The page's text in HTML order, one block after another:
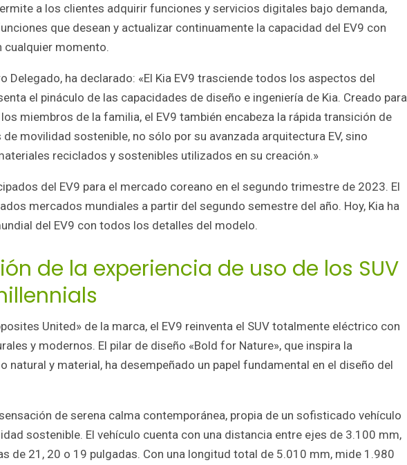
a los clientes adquirir funciones y servicios digitales bajo demanda,
que desean y actualizar continuamente la capacidad del EV9 con
cualquier momento.
Delegado, ha declarado: «El Kia EV9 trasciende todos los aspectos del
el pináculo de las capacidades de diseño e ingeniería de Kia. Creado para
miembros de la familia, el EV9 también encabeza la rápida transición de
movilidad sostenible, no sólo por su avanzada arquitectura EV, sino
reciclados y sostenibles utilizados en su creación.»
del EV9 para el mercado coreano en el segundo trimestre de 2023. El
mercados mundiales a partir del segundo semestre del año. Hoy, Kia ha
del EV9 con todos los detalles del modelo.
de la experiencia de uso de los SUV
United» de la marca, el EV9 reinventa el SUV totalmente eléctrico con
y modernos. El pilar de diseño «Bold for Nature», que inspira la
natural y material, ha desempeñado un papel fundamental en el diseño del
de serena calma contemporánea, propia de un sofisticado vehículo
sostenible. El vehículo cuenta con una distancia entre ejes de 3.100 mm,
de 21, 20 o 19 pulgadas. Con una longitud total de 5.010 mm, mide 1.980